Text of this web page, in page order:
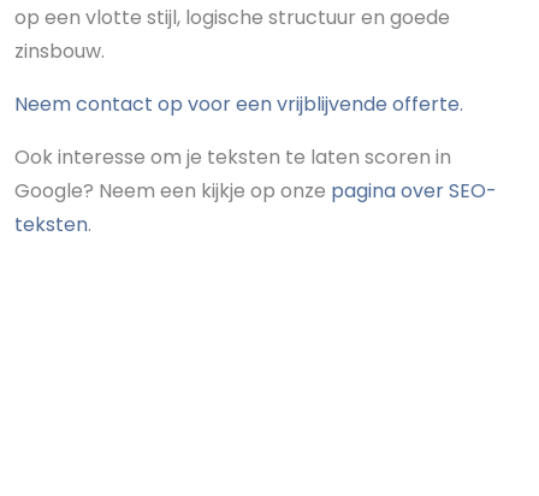
op een vlotte stijl, logische structuur en goede
zinsbouw.
Neem contact op voor een vrijblijvende offerte.
Ook interesse om je teksten te laten scoren in
Google? Neem een kijkje op onze pagina over SEO-
teksten.